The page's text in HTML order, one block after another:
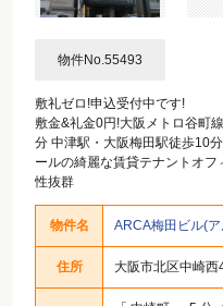
物件No.55493
敷礼ゼロ!申込受付中です!
敷金&礼金0円!大阪メトロ谷町
分 中津駅・大阪梅田駅徒歩10
ールの綺麗な賃貸テナントオフ
性抜群
物件名 ARCA梅田ビル(
住所 大阪市北区中崎西